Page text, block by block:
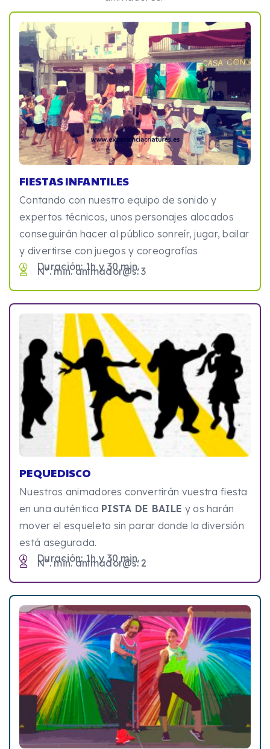
FIESTAS INFANTILES
Contando con nuestro equipo de sonido y
expertos técnicos, unos personajes alocados
conseguirán hacer al público sonreír, jugar, bailar
y divertirse con juegos y coreografías
Duración: 1h y 30 min.
Nº. min. animador@s: 3
PEQUEDISCO
Nuestros animadores convertirán vuestra fiesta
en una auténtica PISTA DE BAILE y os harán
mover el esqueleto sin parar donde la diversión
está asegurada.
Duración: 1h y 30 min.
Nº. min. animador@s: 2